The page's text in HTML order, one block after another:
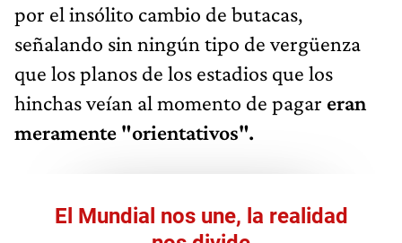
por el insólito cambio de butacas,
señalando sin ningún tipo de vergüenza
que los planos de los estadios que los
hinchas veían al momento de pagar eran
meramente "orientativos".
El Mundial nos une, la realidad